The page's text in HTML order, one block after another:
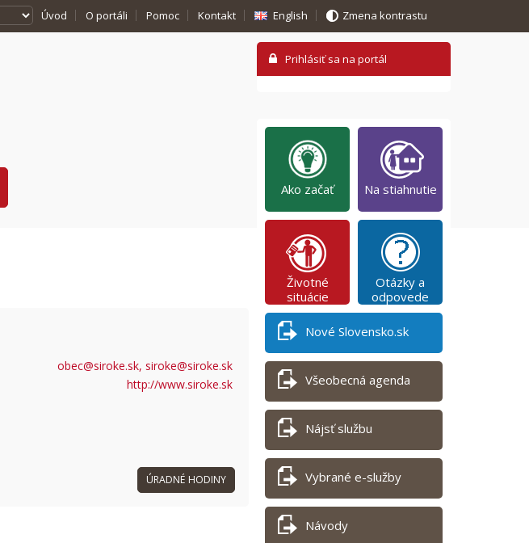
Úvod O portáli Pomoc Kontakt English Zmena kontrastu
obec@siroke.sk, siroke@siroke.sk
http://www.siroke.sk
ÚRADNÉ HODINY
Ako začať Na stiahnutie
Životné
situácie
Otázky a
odpovede
Nové Slovensko.sk
Všeobecná agenda
Nájsť službu
Vybrané e-služby
Návody